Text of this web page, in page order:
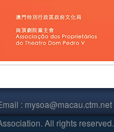
: mysoa@macau.ctm.net
All rights reserved.